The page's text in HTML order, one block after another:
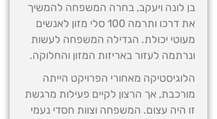
בן לונה ויעקב, בחרה המשפחה להמשיך
את דרכו ותרמה 100 סלי מזון לאנשים
מעוטי יכולת. הגדילה המשפחה לעשות
ונרתמה לעזור באריזות המזון והחלוקה.
הלוגיסטיקה מאחורי הפרויקט הייתה
מורכבת, אך הרצון לקיים פעילות מרגשת
זו היה עצום. המשפחה וצוות חסדי נעמי